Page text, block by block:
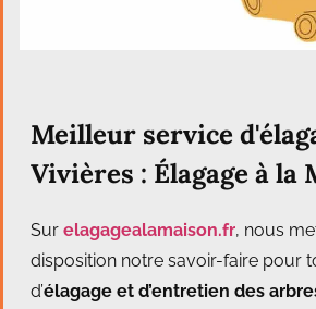
Meilleur service
Vivières : Élagage à la
Sur elagagealamaison.fr, nous
disposition notre savoir-faire pour
d’élagage et d’entretien des